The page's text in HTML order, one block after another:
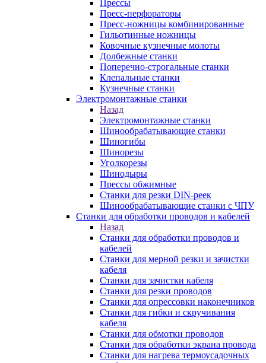
Прессы
Пресс-перфораторы
Пресс-ножницы комбинированные
Гильотинные ножницы
Ковочные кузнечные молоты
Долбежные станки
Поперечно-строгальные станки
Клепальные станки
Кузнечные станки
Электромонтажные станки
Назад
Электромонтажные станки
Шинообрабатывающие станки
Шиногибы
Шинорезы
Уголкорезы
Шинодыры
Прессы обжимные
Станки для резки DIN-реек
Шинообрабатывающие станки с ЧПУ
Станки для обработки проводов и кабелей
Назад
Станки для обработки проводов и
кабелей
Станки для мерной резки и зачистки
кабеля
Станки для зачистки кабеля
Станки для резки проводов
Станки для опрессовки наконечников
Станки для гибки и скручивания
кабеля
Станки для обмотки проводов
Станки для обработки экрана провода
Станки для нагрева термоусадочных